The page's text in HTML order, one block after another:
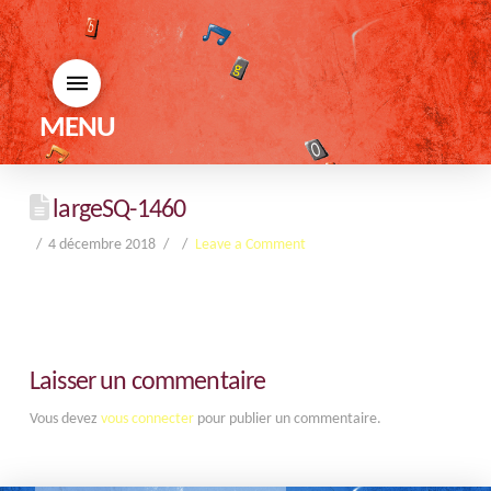
MENU
largeSQ-1460
4 décembre 2018 Leave a Comment
Laisser un commentaire
Vous devez vous connecterpour publier un commentaire.